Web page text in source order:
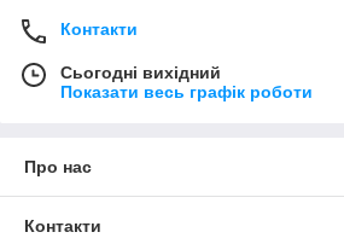
Контакти
Сьогодні вихідний
Показати весь графік роботи
Про нас
Контакти